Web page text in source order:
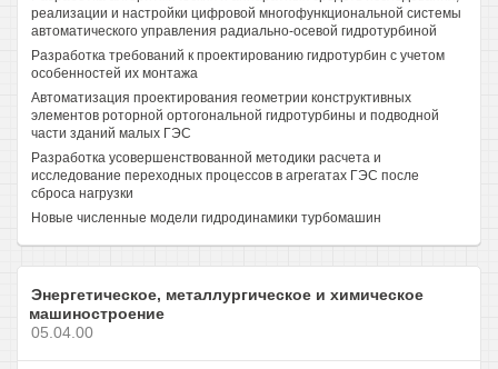
реализации и настройки цифровой многофункциональной системы
автоматического управления радиально-осевой гидротурбиной
Разработка требований к проектированию гидротурбин с учетом
особенностей их монтажа
Автоматизация проектирования геометрии конструктивных
элементов роторной ортогональной гидротурбины и подводной
части зданий малых ГЭС
Разработка усовершенствованной методики расчета и
исследование переходных процессов в агрегатах ГЭС после
сброса нагрузки
Новые численные модели гидродинамики турбомашин
Энергетическое, металлургическое и химическое
машиностроение
05.04.00